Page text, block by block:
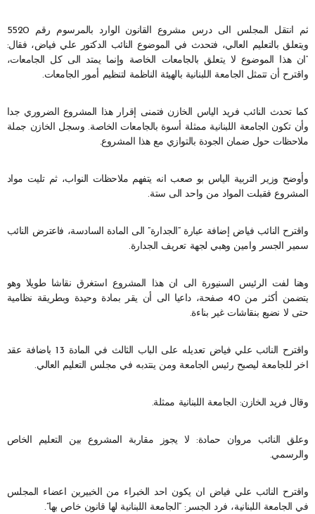
ثم انتقل المجلس الى درس مشروع القانون الوارد بالمرسوم رقم 5520
ويتعلق بالتعليم العالي، فتحدث في الموضوع النائب الدكتور علي فياض، فقال:
“ان هذا الموضوع لا يتعلق بالجامعات الخاصة وإنما يمتد الى كل الجامعات،
واقترح أن تتمثل الجامعة اللبنانية بالهيئة الناظمة لتنظيم أمور الجامعات.
كما تحدث النائب فريد الياس الخازن فتمنى إقرار هذا المشروع الضروري جدا
وأن تكون الجامعة اللبنانية ممثلة أسوة بالجامعات الخاصة. وسجل الخازن جملة
ملاحظات حول ضمان الجودة بالتوازي مع هذا المشروع.
وأوضح وزير التربية الياس بو صعب انه يتفهم ملاحظات النواب، ثم تليت مواد
المشروع فقبلت المواد من واحد الى ستة.
واقترح النائب فياض إضافة عبارة “الجدارة” الى المادة السادسة، فاعترض النائب
سمير الجسر وامين وهبي لجهة تعريف الجدارة.
وهنا لفت الرئيس السنيورة الى ان هذا المشروع استغرق نقاشا طويلا وهو
يتضمن أكثر من 40 صفحة، داعيا الى أن يقر بمادة وحيدة وبطريقة نظامية
حتى لا نضيع بنقاشات غير بناءة.
واقترح النائب علي فياض تعديله على الباب الثالث في المادة 13 باضافة عقد
اخر للجامعة ليصبح رئيس الجامعة ومن ينتدبه في مجلس التعليم العالي.
وقال فريد الخازن: الجامعة اللبنانية ممثلة.
وعلق النائب مروان حمادة: لا يجوز مقاربة المشروع بين التعليم الخاص
والرسمي.
واقترح النائب علي فياض ان يكون احد الخبراء من الخبيرين اعضاء المجلس
في الجامعة اللبنانية، فرد الجسر: “الجامعة اللبنانية لها قانون خاص بها”.